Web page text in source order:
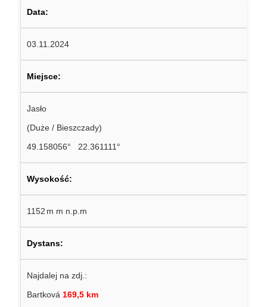
Data:
03.11.2024
Miejsce:
Jasło
(Duże / Bieszczady)
49.158056° 22.361111°
Wysokość:
1152 m m n.p.m
Dystans:
Najdalej na zdj.:
Bartková 169,5 km